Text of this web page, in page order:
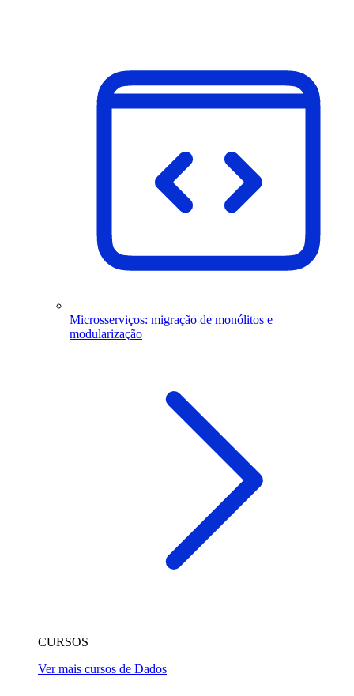
Microsserviços: migração de monólitos e
modularização
CURSOS
Ver mais cursos de Dados